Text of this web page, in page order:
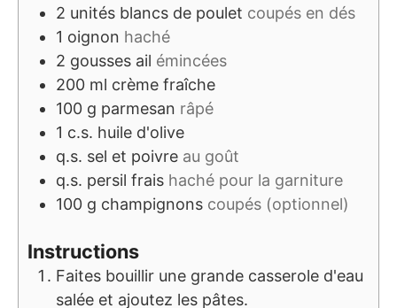
2 unités blancs de poulet coupés en dés
1 oignon haché
2 gousses ail émincées
200 ml crème fraîche
100 g parmesan râpé
1 c.s. huile d'olive
q.s. sel et poivre au goût
q.s. persil frais haché pour la garniture
100 g champignons coupés (optionnel)
Instructions
Faites bouillir une grande casserole d'eau
salée et ajoutez les pâtes.